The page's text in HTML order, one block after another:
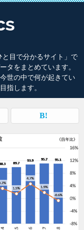
目で分かるサイト」で
タをまとめています。
世の中で何が起きてい
指します。